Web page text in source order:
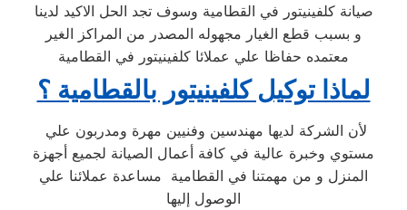
صيانة كلفينيتور في القطامية وسوف تجد الحل الاكيد لدينا
و بسبب قطع الغيار مجهوله المصدر من المراكز الغير
معتمده حفاظا علي عملائا كلفينيتور في القطامية
لماذا توكيل كلفينيتور بالقطامية ؟
مستوي وخبرة عالية في كافة أعمال الصيانة لجميع أجهزة
المنزل و من مهمتنا في القطامية مساعدة عملائنا علي
الوصول إليها